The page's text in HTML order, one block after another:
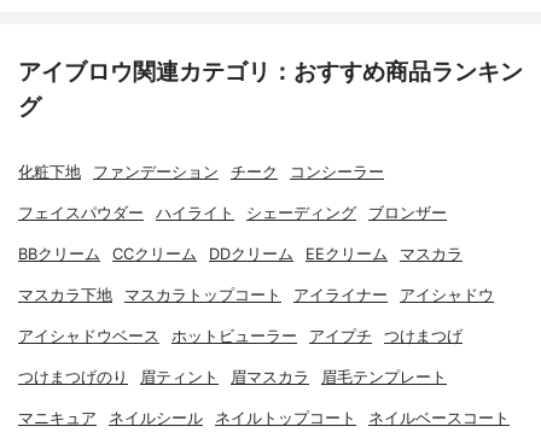
アイブロウ関連カテゴリ：おすすめ商品ランキン
グ
化粧下地 ファンデーション チーク コンシーラー
フェイスパウダー ハイライト シェーディング ブロンザー
BBクリーム CCクリーム DDクリーム EEクリーム マスカラ
マスカラ下地 マスカラトップコート アイライナー アイシャドウ
アイシャドウベース ホットビューラー アイプチ つけまつげ
つけまつげのり 眉ティント 眉マスカラ 眉毛テンプレート
マニキュア ネイルシール ネイルトップコート ネイルベースコート